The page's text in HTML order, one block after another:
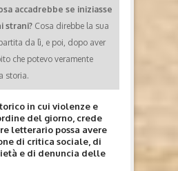
accadrebbe se iniziasse
strani? Cosa direbbe la sua
da lì, e poi, dopo aver
che potevo veramente
storia.
in cui violenze e
del giorno, crede
letterario possa avere
di critica sociale, di
e di denuncia delle